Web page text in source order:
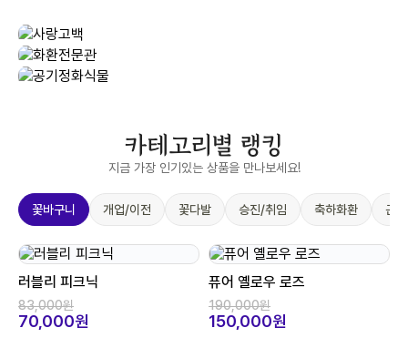
카테고리별 랭킹
지금 가장 인기있는 상품을 만나보세요!
꽃바구니 개업/이전 꽃다발 승진/취임 축하화환 근
러블리 피크닉
83,000원
70,000원
퓨어 옐로우 로즈
190,000원
150,000원